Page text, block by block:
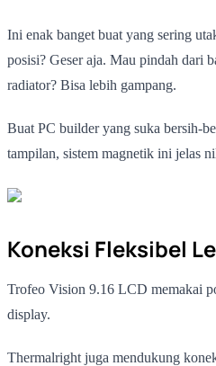
Ini enak banget buat yang sering
posisi? Geser aja. Mau pindah dari
radiator? Bisa lebih gampang.
Buat PC builder yang suka bersih-
tampilan, sistem magnetik ini jelas
Koneksi Fleksibel
Trofeo Vision 9.16 LCD memakai
display.
Thermalright juga mendukung